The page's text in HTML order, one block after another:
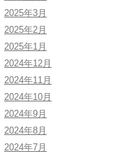
2025年3月
2025年2月
2025年1月
2024年12月
2024年11月
2024年10月
2024年9月
2024年8月
2024年7月